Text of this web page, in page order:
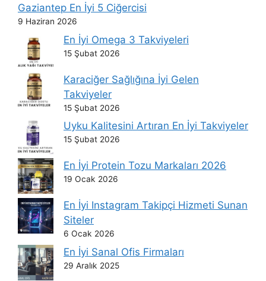
Gaziantep En İyi 5 Ciğercisi
9 Haziran 2026
En İyi Omega 3 Takviyeleri
15 Şubat 2026
Karaciğer Sağlığına İyi Gelen
Takviyeler
15 Şubat 2026
Uyku Kalitesini Artıran En İyi Takviyeler
15 Şubat 2026
En İyi Protein Tozu Markaları 2026
19 Ocak 2026
En İyi Instagram Takipçi Hizmeti Sunan
Siteler
6 Ocak 2026
En İyi Sanal Ofis Firmaları
29 Aralık 2025